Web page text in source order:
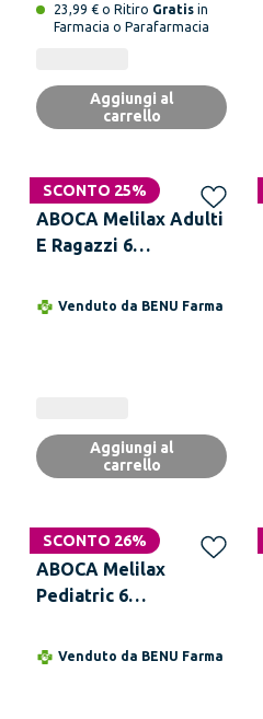
23,99 € o Ritiro Gratis in
Farmacia o Parafarmacia
Aggiungi al
carrello
SCONTO 25%
ABOCA Melilax Adulti
E Ragazzi 6
Ciascuno
Venduto da BENU Farma
Aggiungi al
carrello
SCONTO 26%
ABOCA Melilax
Pediatric 6
Ciascuno
Venduto da BENU Farma